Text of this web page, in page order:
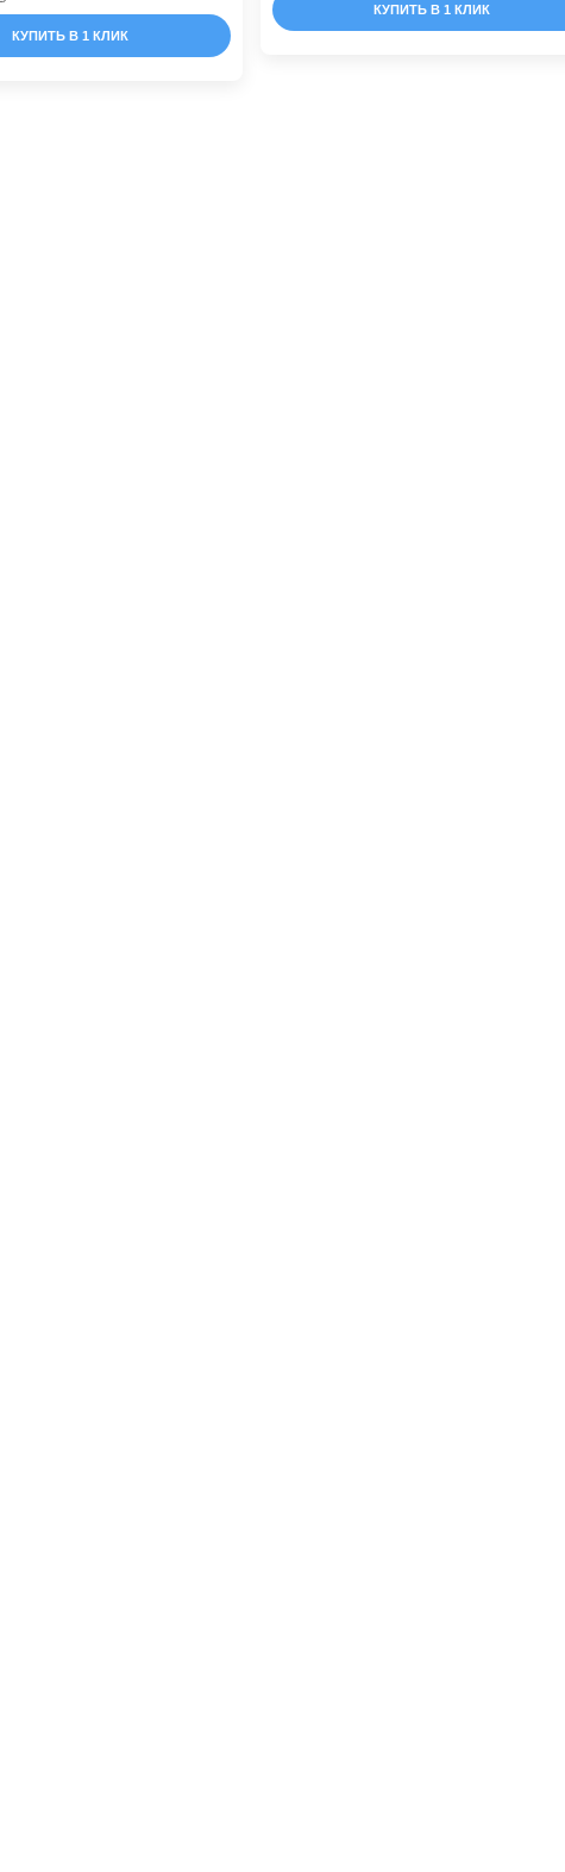
КУПИТЬ В 1 КЛИК
КУПИТЬ В 1 КЛИК